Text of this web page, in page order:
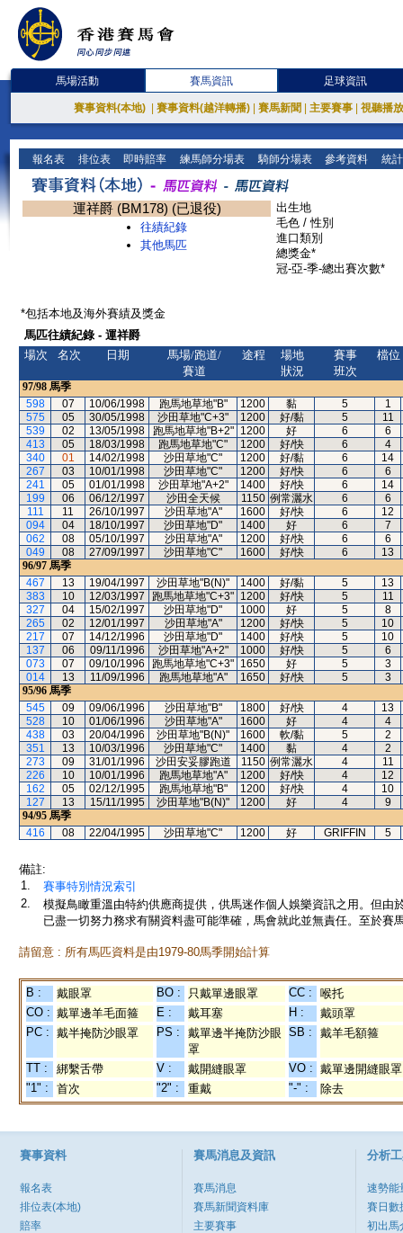
馬場活動 賽馬資訊 足球資訊
賽事資料(本地) 賽事資料(越洋轉播) 賽馬新聞 主要賽事 視聽播
報名表 排位表 即時賠率 練馬師分場表 騎師分場表 參考資料 統
運祥爵 (BM178) (已退役)
往績紀錄
其他馬匹
出生地
毛色 / 性別
進口類別
總獎金*
冠-亞-季-總出賽次數*
*包括本地及海外賽績及獎金
馬匹往績紀錄 - 運祥爵
場次
名次 日期
馬場/跑道/
賽道
途程
場地
狀況
賽事
班次
檔位
97/98 馬季
598
07 10/06/1998 跑馬地草地"B" 1200 黏 5
1
575
05 30/05/1998 沙田草地"C+3" 1200 好/黏 5
11
539
02 13/05/1998 跑馬地草地"B+2" 1200 好 6
6
413
05 18/03/1998 跑馬地草地"C" 1200 好/快 6
4
340
01 14/02/1998 沙田草地"C" 1200 好/黏 6
14
267
03 10/01/1998 沙田草地"C" 1200 好/快 6
6
241
05 01/01/1998 沙田草地"A+2" 1400 好/快 6
14
199
06 06/12/1997 沙田全天候 1150 例常灑水 6
6
111
11 26/10/1997 沙田草地"A" 1600 好/快 6
12
094
04 18/10/1997 沙田草地"D" 1400 好 6
7
062
08 05/10/1997 沙田草地"A" 1200 好/快 6
6
049
08 27/09/1997 沙田草地"C" 1600 好/快 6
13
96/97 馬季
467
13 19/04/1997 沙田草地"B(N)" 1400 好/黏 5
13
383
10 12/03/1997 跑馬地草地"C+3" 1200 好/快 5
11
327
04 15/02/1997 沙田草地"D" 1000 好 5
8
265
02 12/01/1997 沙田草地"A" 1200 好/快 5
10
217
07 14/12/1996 沙田草地"D" 1400 好/快 5
10
137
06 09/11/1996 沙田草地"A+2" 1000 好/快 5
6
073
07 09/10/1996 跑馬地草地"C+3" 1650 好 5
3
014
13 11/09/1996 跑馬地草地"A" 1650 好/快 5
3
95/96 馬季
545
09 09/06/1996 沙田草地"B" 1800 好/快 4
13
528
10 01/06/1996 沙田草地"A" 1600 好 4
4
438
03 20/04/1996 沙田草地"B(N)" 1600 軟/黏 5
2
351
13 10/03/1996 沙田草地"C" 1400 黏 4
2
273
09 31/01/1996 沙田安妥膠跑道 1150 例常灑水 4
11
226
10 10/01/1996 跑馬地草地"A" 1200 好/快 4
12
162
05 02/12/1995 跑馬地草地"B" 1200 好/快 4
10
127
13 15/11/1995 沙田草地"B(N)" 1200 好 4
9
94/95 馬季
416
08 22/04/1995 沙田草地"C" 1200 好 GRIFFIN 5
備註:
1.
賽事特別情況索引
2.
模擬鳥瞰重溫由特約供應商提供，供馬迷作個人娛樂資訊之用。但
已盡一切努力務求有關資料盡可能準確，馬會就此並無責任。至於賽
請留意 : 所有馬匹資料是由1979-80馬季開始計算
B : 戴眼罩 BO : 只戴單邊眼罩 CC :
喉托
CO : 戴單邊羊毛面箍 E : 戴耳塞 H :
戴頭罩
PC : 戴半掩防沙眼罩 PS :
戴單邊半掩防沙眼
罩
SB : 戴羊毛額箍
TT : 綁繫舌帶 V : 戴開縫眼罩 VO : 戴單邊開縫眼罩
"1" :
首次 "2" : 重戴 "-" : 除去
賽事資料
報名表
排位表(本地)
賠率
賽馬消息及資訊
賽馬消息
賽馬新聞資料庫
主要賽事
分析
速勢能
賽日數
初出馬